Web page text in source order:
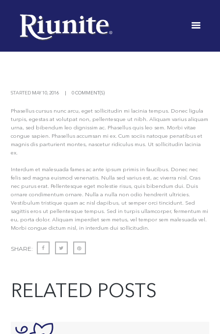
ANT
STARTED MAY 10, 2016 0 COMMENT(S)
Phasellus cursus nunc arcu, eget sollicitudin mi lacinia tempus. Donec ligula
turpis, egestas at volutpat non, pellentesque ut nibh. Aliquam varius aliquam
urna, sed bibendum leo dignissim ac. Phasellus quis leo sem. Morbi vitae
congue sapien. Phasellus accumsan mi ex. Cum sociis natoque penatibus et
magnis dis parturient montes, nascetur ridiculus mus. Ut sollicitudin lacinia
ex.
Interdum et malesuada fames ac ante ipsum primis in faucibus. Donec nec
felis sed magna euismod venenatis. Nulla sed varius est, ac viverra nisl. Cras
nec purus erat. Pellentesque eget molestie risus, quis bibendum dui. Duis
ornare condimentum ornare. Nulla a nulla non odio hendrerit ultricies.
Vestibulum tristique quam ac nisl dapibus, ut semper orci tincidunt. Sed
sagittis eros ut pellentesque tempus. Sed in turpis ullamcorper, fermentum mi
eu, porta dolor. Aliquam imperdiet sem metus, vel tempor sem malesuada vel.
Morbi congue dictum nisl, in interdum dui sollicitudin.
SHARE:
RELATED POSTS